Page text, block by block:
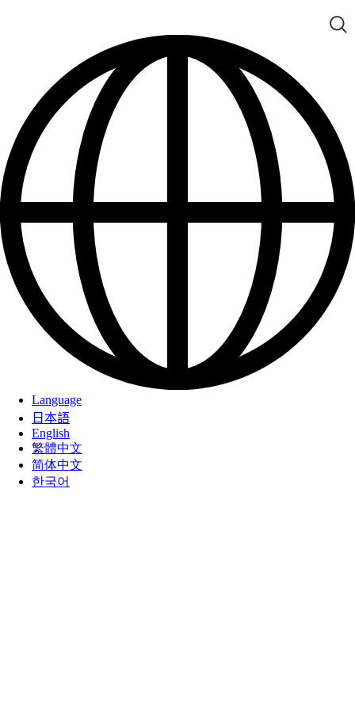
Language
日本語
English
繁體中文
简体中文
한국어